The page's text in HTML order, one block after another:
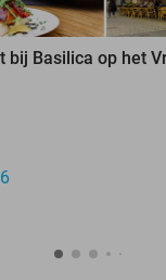
bij Basilica op het